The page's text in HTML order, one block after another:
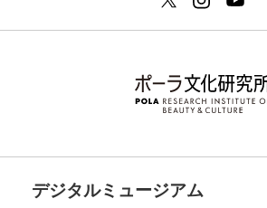
デジタルミュージアム